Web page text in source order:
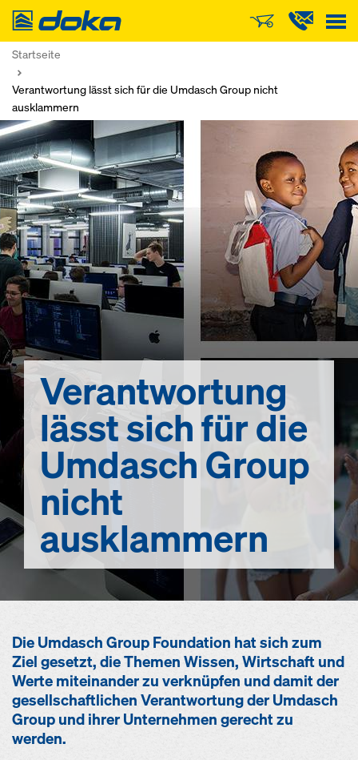
Doka
Startseite
Verantwortung lässt sich für die Umdasch Group nicht
ausklammern
Verantwortung
lässt sich für die
Umdasch Group
nicht
ausklammern
Die Umdasch Group Foundation hat sich zum
Ziel gesetzt, die Themen Wissen, Wirtschaft und
Werte miteinander zu verknüpfen und damit der
gesellschaftlichen Verantwortung der Umdasch
Group und ihrer Unternehmen gerecht zu
werden.